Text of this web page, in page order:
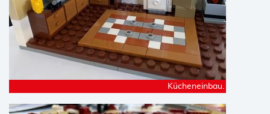
Kücheneinbau.